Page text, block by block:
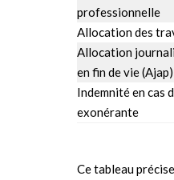
professionnelle
Allocation des
Allocation
en fin de vie (Ajap)
Indemnité en cas
exonérante
Ce tableau